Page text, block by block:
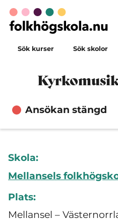
Sök kurser Sök skolor
Ansökan stängd
Skola:
Mellansels
Plats:
Mellansel –